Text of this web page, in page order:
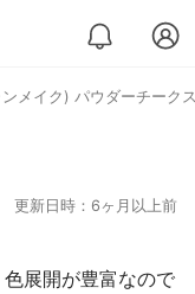
メイク) パウダーチーク
更新日時：6ヶ月以上前
展開が豊富なので